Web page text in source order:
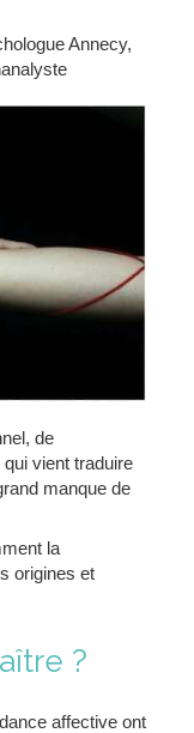
Annecy,
de
qui vient traduire
manque de
la
origines et
?
affective ont